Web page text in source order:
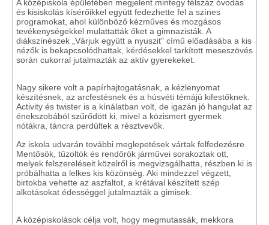
A középiskola épületében megjelent mintegy félszáz óvodás
és kisiskolás kísérőikkel együtt fedezhette fel a színes
programokat, ahol különböző kézműves és mozgásos
tevékenységekkel mulattatták őket a gimnazisták. A
diákszínészek „Várjuk együtt a nyuszit" című előadásába a kis
nézők is bekapcsolódhattak, kérdésekkel tarkított meseszövés
során cukorral jutalmazták az aktív gyerekeket.
Nagy sikere volt a papírhajtogatásnak, a kézlenyomat
készítésnek, az arcfestésnek és a húsvéti témájú kifestőknek.
Activity és twister is a kínálatban volt, de igazán jó hangulat az
énekszobából szűrődött ki, mivel a közismert gyermek
nótákra, táncra perdültek a résztvevők.
Az iskola udvarán további meglepetések vártak felfedezésre.
Mentősök, tűzoltók és rendőrök járművei sorakoztak ott,
melyek felszereléseit közelről is megvizsgálhatta, részben ki is
próbálhatta a lelkes kis közönség. Aki mindezzel végzett,
birtokba vehette az aszfaltot, a krétával készített szép
alkotásokat édességgel jutalmazták a gimisek.
A középiskolások célja volt, hogy megmutassák, mekkora